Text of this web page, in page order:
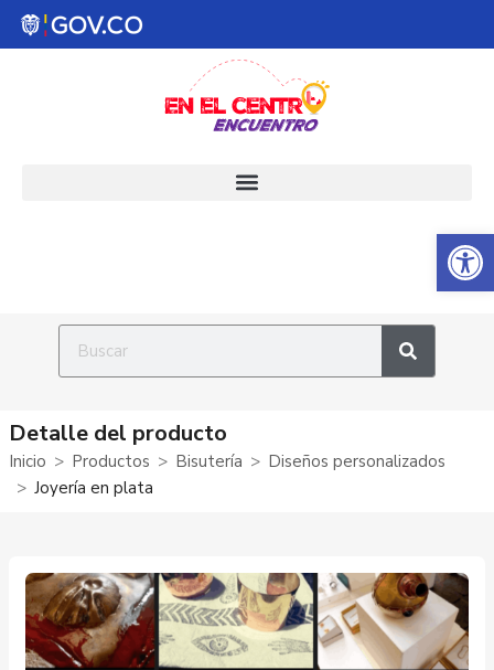
Abrir
Detalle del producto
Inicio Productos Bisutería
Diseños personalizados
Joyería en plata